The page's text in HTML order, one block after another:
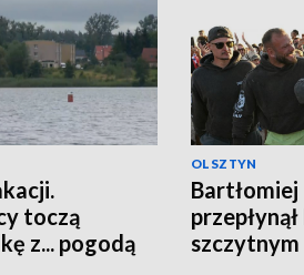
toczą
z... pogodą
OLSZTYN
szczytnym